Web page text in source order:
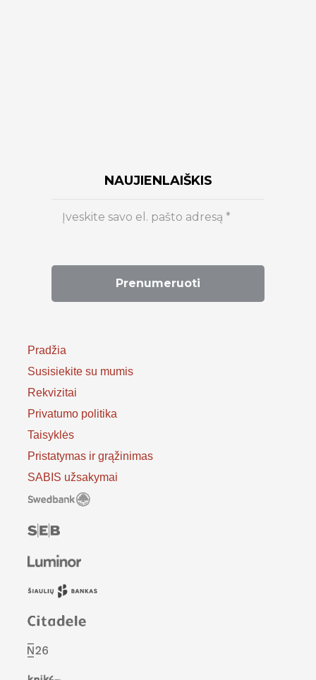
NAUJIENLAIŠKIS
Pradžia
Susisiekite su mumis
Rekvizitai
Privatumo politika
Taisyklės
Pristatymas ir grąžinimas
SABIS užsakymai